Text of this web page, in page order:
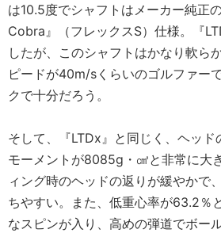
は10.5度でシャフトはメーカー純正
Cobra』（フレックスS）仕様。『
したが、このシャフトはかなり軟ら
ピードが40m/sくらいのゴルファー
クで十分だろう。
そして、『LTDx』と同じく、ヘッド
モーメントが8085g・㎠と非常に大
ィング時のヘッドの返りが緩やかで
ちやすい。また、低重心率が63.2％
なスピンが入り、高めの弾道でボー